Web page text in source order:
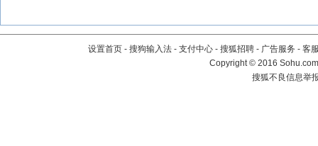
设置首页 - 搜狗输入法 - 支付中心 - 搜狐招聘 - 广告服务 - 客
Copyright©2016
搜狐不良信息举